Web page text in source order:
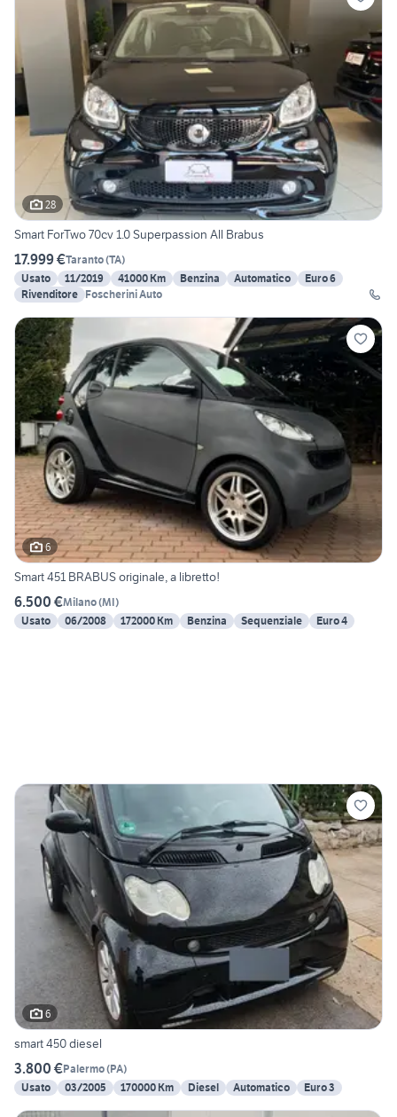
28
Smart ForTwo 70cv 1.0 Superpassion All Brabus
17.999 €Taranto(TA)
Usato
11/2019 41000 Km Benzina Automatico
Euro 6
Rivenditore Foscherini Auto
6
Smart 451 BRABUS originale, a libretto!
6.500 €Milano(MI)
Usato
06/2008 172000 Km Benzina Sequenziale Euro 4
6
smart 450 diesel
3.800 €Palermo(PA)
Usato
03/2005 170000 Km Diesel Automatico Euro 3